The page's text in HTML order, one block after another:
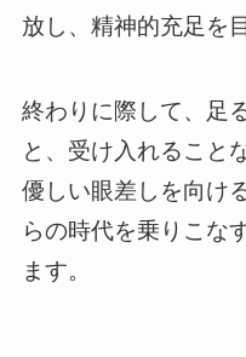
放し、精神的充足を
終わりに際して、足
と、受け入れること
優しい眼差しを向け
らの時代を乗りこな
ます。